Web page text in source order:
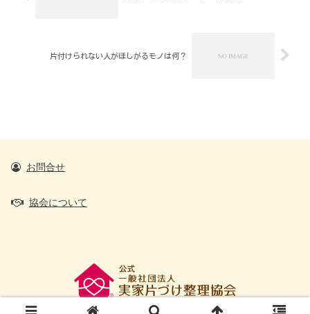
片付けられない人がほしがるモノは何？
お問合せ
協会について
@2016 All Rights Reserved.